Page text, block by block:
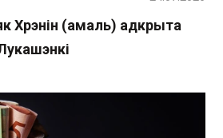
Хрэнін (амаль) адкрыта